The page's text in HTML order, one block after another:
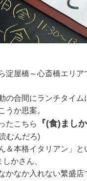
淀屋橋～心斎橋エリア
の合間にランチタイム
うか思案。
たこちら
『(食)ましか
むんだろ)
＆本格イタリアン」
かさん、
かなか入れない繁盛店